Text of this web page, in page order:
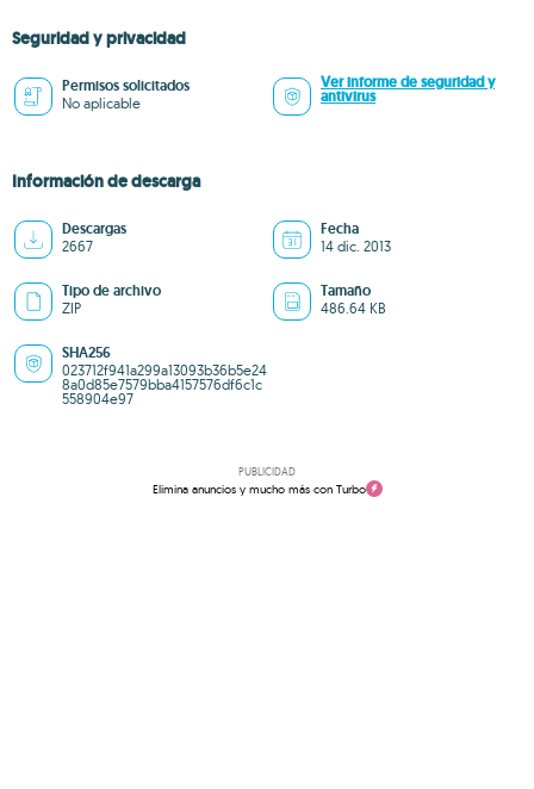
Seguridad y privacidad
Permisos solicitados
No aplicable
Ver informe de seguridad y
antivirus
Información de descarga
Descargas
2667
Fecha
14 dic. 2013
Tipo de archivo
ZIP
Tamaño
486.64 KB
SHA256
023712f941a299a13093b36b5e24
8a0d85e7579bba4157576df6c1c
558904e97
PUBLICIDAD
Elimina anuncios y mucho más con Turbo